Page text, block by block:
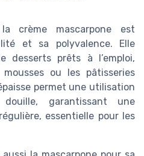
la crème mascarpone est
et sa polyvalence. Elle
desserts prêts à l’emploi,
ou les pâtisseries
permet une utilisation
garantissant une
essentielle pour les